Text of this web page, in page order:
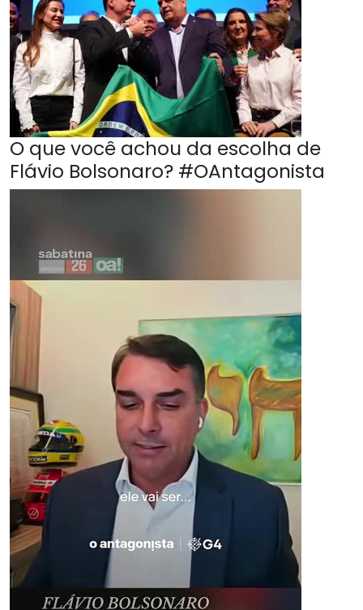
O que você achou da escolha de
Flávio Bolsonaro? #OAntagonista